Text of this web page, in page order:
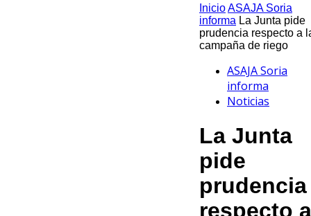
InicioASAJA Soria
informa La Junta pide
prudencia respecto a
campaña de riego
ASAJA Soria
informa
Noticias
La Junta
pide
prudencia
respecto a